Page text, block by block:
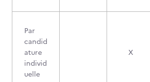
Par
candid
ature
individ
uelle
X